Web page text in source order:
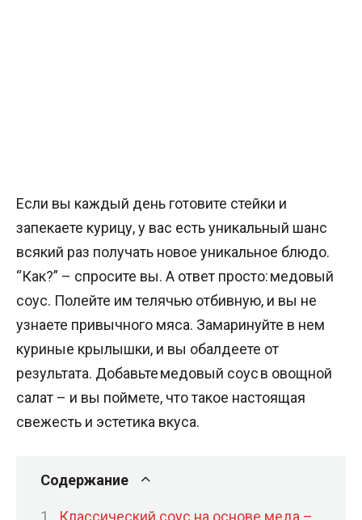
Если вы каждый день готовите стейки и
запекаете курицу, у вас есть уникальный шанс
всякий раз получать новое уникальное блюдо.
“Как?” – спросите вы. А ответ просто: медовый
соус. Полейте им телячью отбивную, и вы не
узнаете привычного мяса. Замаринуйте в нем
куриные крылышки, и вы обалдеете от
результата. Добавьте медовый соус в овощной
салат – и вы поймете, что такое настоящая
свежесть и эстетика вкуса.
Содержание
Классический соус на основе меда –